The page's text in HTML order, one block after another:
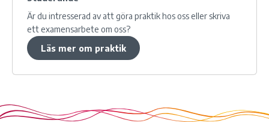
Är du intresserad av att göra praktik hos oss eller skriva
ett examensarbete om oss?
Läs mer om praktik